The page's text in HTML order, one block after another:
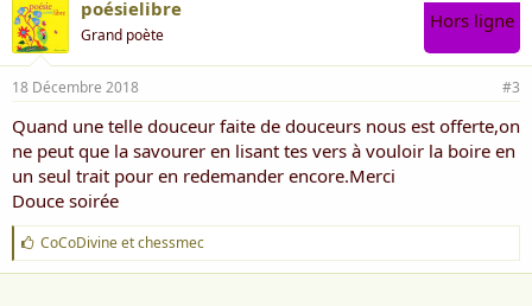
poésielibre
Grand poète
Hors ligne
18 Décembre 2018 #3
Quand une telle douceur faite de douceurs nous est offerte,on
ne peut que la savourer en lisant tes vers à vouloir la boire en
un seul trait pour en redemander encore.Merci
Douce soirée
J
'
a
CoCoDivineetchessmec